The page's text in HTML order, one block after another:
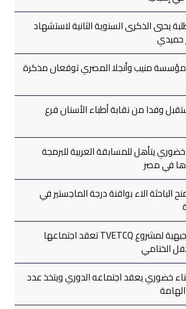
يحيي الذكرى السنوية الثانية لاستشهاد
حميدي
منيب وأنجلا المصري توقعان مذكرة
وفدا من نقابة أطباء الأسنان فرع
يتأهل للمسابقة العربية للبرمجة
في مصر
الباحثة الاء بواقنة درجة الماجستير في
اللجنة التوجيهية لمشروع TVETCQ تعقد اجتماعها
الختامي
خضوري يعقد اجتماعه الدوري ويتخذ عدد